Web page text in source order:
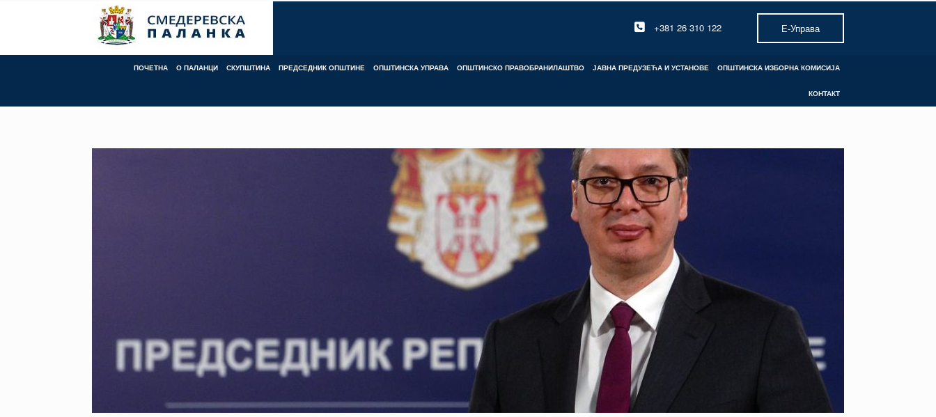
+381 26 310 122 Е-Управа
ПОЧЕТНА О ПАЛАНЦИ СКУПШТИНА ПРЕДСЕДНИК ОПШТИНЕ ОПШТИНСКА УПРАВА ОПШТИНСКО ПРАВОБРАНИЛАШТВО ЈАВНА ПРЕДУЗЕЋА И УСТАНОВЕ ОПШТИНСКА ИЗБОРНА КОМИСИЈА
КОНТАКТ